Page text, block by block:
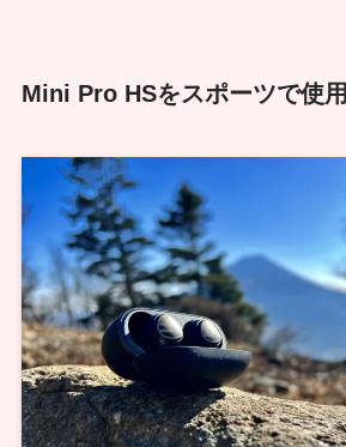
Mini Pro HSをスポーツで使用